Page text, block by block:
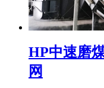
HP中速磨
网